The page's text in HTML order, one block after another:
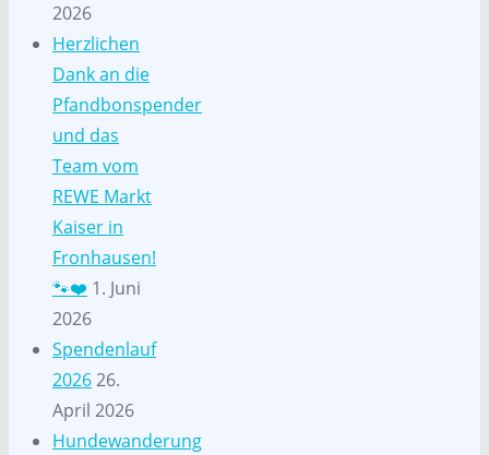
2026
Herzlichen
Dank an die
Pfandbonspender
und das
Team vom
REWE Markt
Kaiser in
Fronhausen!
🐾❤️ 1. Juni
2026
Spendenlauf
202626.
April 2026
Hundewanderung